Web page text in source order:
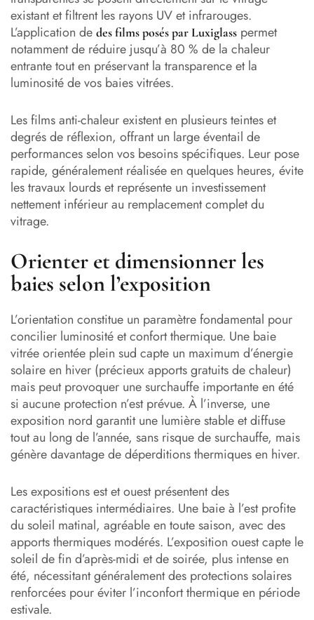
existant et filtrent les rayons UV et infrarouges.
L’application de des films posés par Luxiglass permet
notamment de réduire jusqu’à 80 % de la chaleur
entrante tout en préservant la transparence et la
luminosité de vos baies vitrées.
Les films anti-chaleur existent en plusieurs teintes et
degrés de réflexion, offrant un large éventail de
performances selon vos besoins spécifiques. Leur pose
rapide, généralement réalisée en quelques heures, évite
les travaux lourds et représente un investissement
nettement inférieur au remplacement complet du
vitrage.
Orienter et dimensionner les
baies selon l’exposition
L’orientation constitue un paramètre fondamental pour
concilier luminosité et confort thermique. Une baie
vitrée orientée plein sud capte un maximum d’énergie
solaire en hiver (précieux apports gratuits de chaleur)
mais peut provoquer une surchauffe importante en été
si aucune protection n’est prévue. À l’inverse, une
exposition nord garantit une lumière stable et diffuse
tout au long de l’année, sans risque de surchauffe, mais
génère davantage de déperditions thermiques en hiver.
Les expositions est et ouest présentent des
caractéristiques intermédiaires. Une baie à l’est profite
du soleil matinal, agréable en toute saison, avec des
apports thermiques modérés. L’exposition ouest capte le
soleil de fin d’après-midi et de soirée, plus intense en
été, nécessitant généralement des protections solaires
renforcées pour éviter l’inconfort thermique en période
estivale.